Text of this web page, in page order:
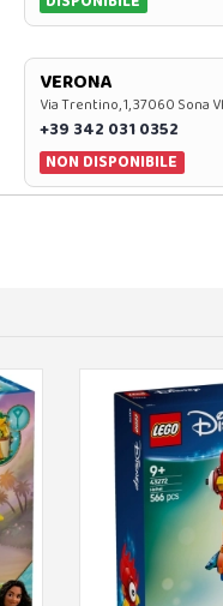
VERONA
Via Trentino, 1, 37060 Sona
+39 342 031 0352
NON DISPONIBILE